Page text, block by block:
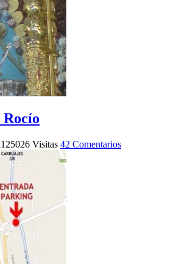
Visitas 42 Comentarios